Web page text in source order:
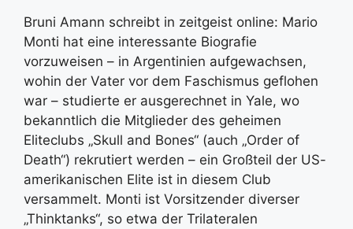
Bruni Amann schreibt in zeitgeist online: Mario
Monti hat eine interessante Biografie
vorzuweisen – in Argentinien aufgewachsen,
wohin der Vater vor dem Faschismus geflohen
war – studierte er ausgerechnet in Yale, wo
bekanntlich die Mitglieder des geheimen
Eliteclubs „Skull and Bones“ (auch „Order of
Death“) rekrutiert werden – ein Großteil der US-
amerikanischen Elite ist in diesem Club
versammelt. Monti ist Vorsitzender diverser
„Thinktanks“, so etwa der Trilateralen